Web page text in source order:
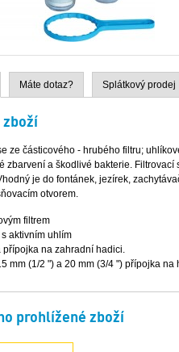
Máte dotaz? Splátkový prodej
zboží
ze částicového - hrubého filtru;
zbarvení a škodlivé bakterie.
je do fontánek, jezírek,
otvorem.
filtrem
aktivním uhlím
přípojka na zahradní hadici.
mm (1/2 ") a 20 mm (3/4 ") přípojka na
prohlížené zboží